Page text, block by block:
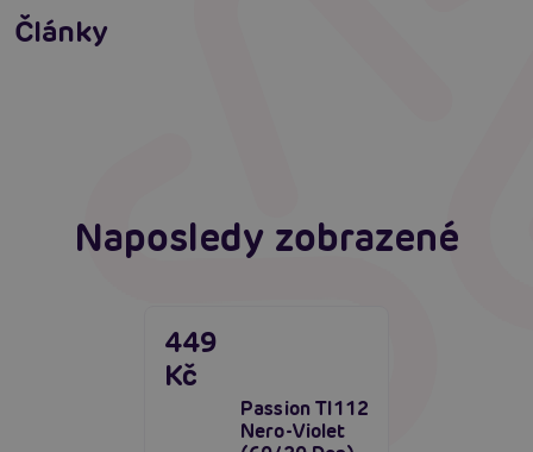
Články
neodolatelně sexy
Číst více
Erotická inteligence: Příručka Sexiomů
Naposledy zobrazené
Passion TI112
Nero-Violet
449
Kč